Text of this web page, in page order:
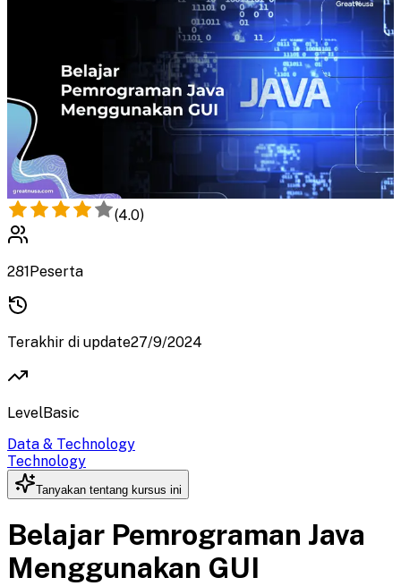
(4.0)
281Peserta
Terakhir di update27/9/2024
LevelBasic
Data & Technology
Technology
Tanyakan tentang kursus ini
Belajar Pemrograman Java
Menggunakan GUI